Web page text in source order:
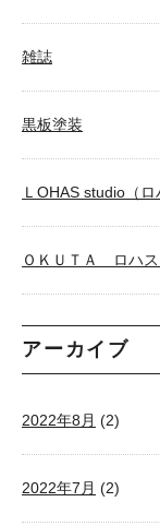
雑誌
黒板塗装
ＬOHAS studio（ロ
ＯＫＵＴＡ ロハス
アーカイブ
2022年8月 (2)
2022年7月 (2)